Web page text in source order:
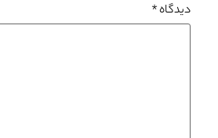
دیدگاه*